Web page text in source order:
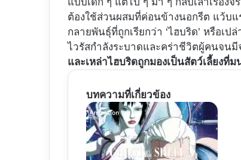
ต้องใช้ส่วนผสมที่ค่อนข้างนอกรีต แว้บแ
กลายพันธุ์ที่ถูกเรียกว่า ‘ไฮบริด’ หรือเ
ไวรัสกำลังระบาดและคร่าชีวิตผู้คนจน
และเหล่าไฮบริดถูกมองเป็นสัตว์เลี้ยง
บทความที่เกี่ยวข้อง